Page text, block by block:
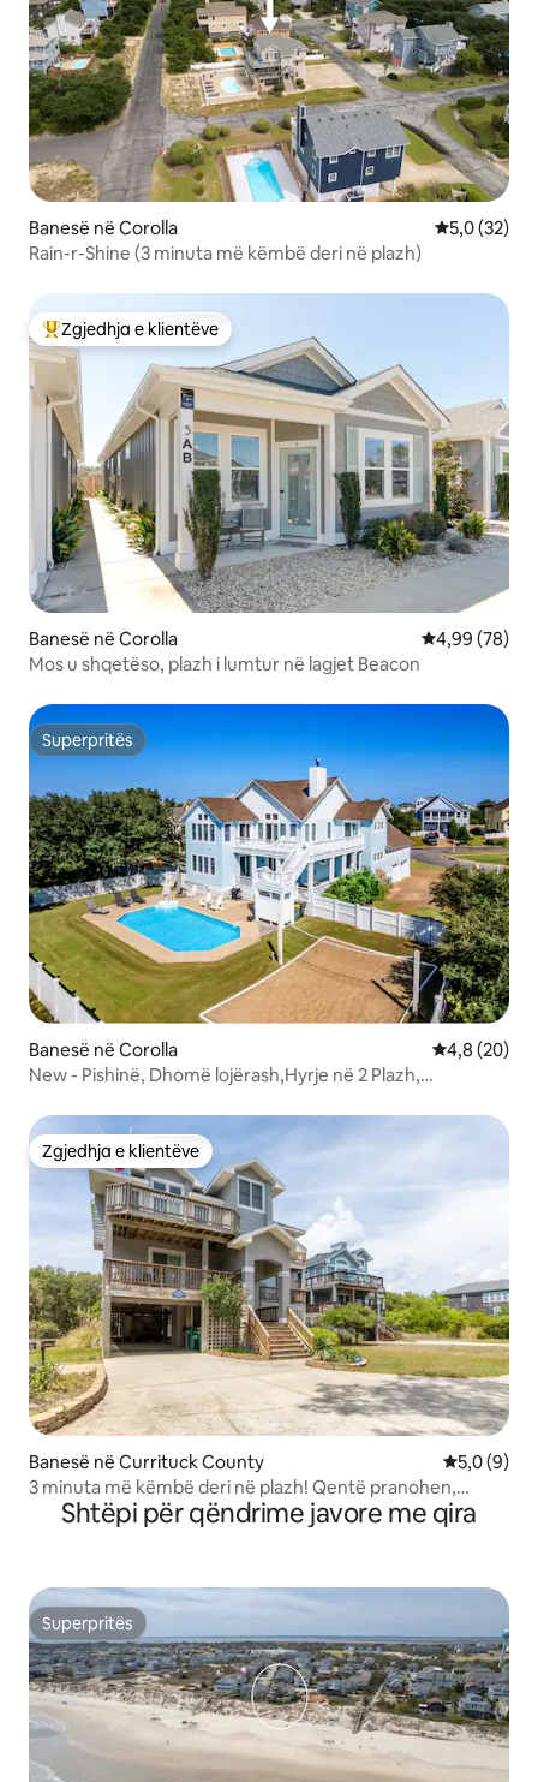
Banesë në Corolla Vlerësimi
5,0 (32)
Rain-r-Shine (3 minuta më këmbë deri në plazh)
Më të mirat e zgjedhjeve të klientëve
Zgjedhja e klientëve
Banesë në Corolla Vlerësimi
4,99 (78)
Mos u shqetëso, plazh i lumtur në lagjet Beacon
Superpritës
Superpritës
Banesë në Corolla Vlerësimi
4,8 (20)
New - Pishinë, Dhomë lojërash,Hyrje në 2 Plazh,
Zgjedhja e klientëve
Zgjedhja e klientëve
Banesë në Currituck County Vlerësimi
5,0 (9)
3 minuta më këmbë deri në plazh! Qentë pranohen,
pishinë private, vaskë me hidromasazh
Shtëpi për qëndrime javore me qira
Superpritës
Superpritës